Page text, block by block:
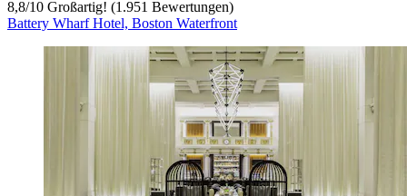
8,8/10 Großartig! (1.951 Bewertungen)
Battery Wharf Hotel, Boston Waterfront